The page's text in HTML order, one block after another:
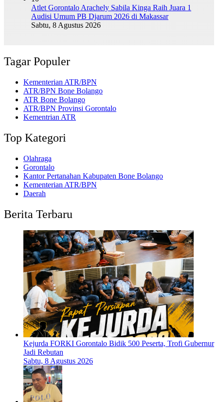
Atlet Gorontalo Arachely Sabila Kinga Raih Juara 1
Audisi Umum PB Djarum 2026 di Makassar
Sabtu, 8 Agustus 2026
Tagar Populer
Kementerian ATR/BPN
ATR/BPN Bone Bolango
ATR Bone Bolango
ATR/BPN Provinsi Gorontalo
Kementrian ATR
Top Kategori
Olahraga
Gorontalo
Kantor Pertanahan Kabupaten Bone Bolango
Kementerian ATR/BPN
Daerah
Berita Terbaru
Kejurda FORKI Gorontalo Bidik 500 Peserta, Trofi Gubernur
Jadi Rebutan
Sabtu, 8 Agustus 2026